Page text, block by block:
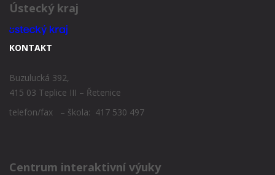
Ústecký kraj
KONTAKT
Buzulucká 392,
415 03 Teplice III – Řetenice
telefon/fax – škola: 417 530 497
Centrum interaktivní výuky